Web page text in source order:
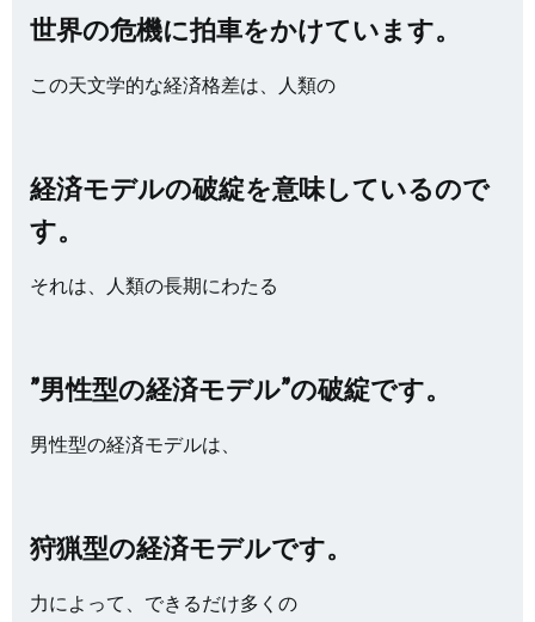
世界の危機に拍車をかけています。
この天文学的な経済格差は、人類の
経済モデルの破綻を意味しているので
す。
それは、人類の長期にわたる
”男性型の経済モデル”の破綻です。
男性型の経済モデルは、
狩猟型の経済モデルです。
力によって、できるだけ多くの